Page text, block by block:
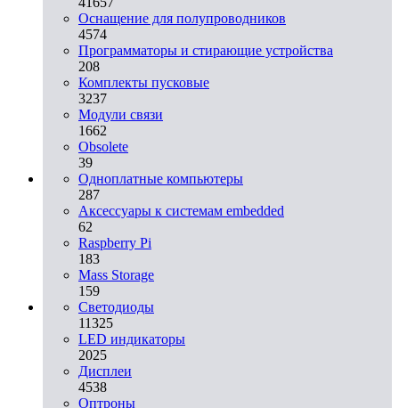
Оснащение для полупроводников
4574
Программаторы и стирающие устройства
208
Комплекты пусковые
3237
Модули связи
1662
Obsolete
39
Одноплатные компьютеры
287
Аксессуары к системам embedded
62
Raspberry Pi
183
Mass Storage
159
Светодиоды
11325
LED индикаторы
2025
Дисплеи
4538
Оптроны